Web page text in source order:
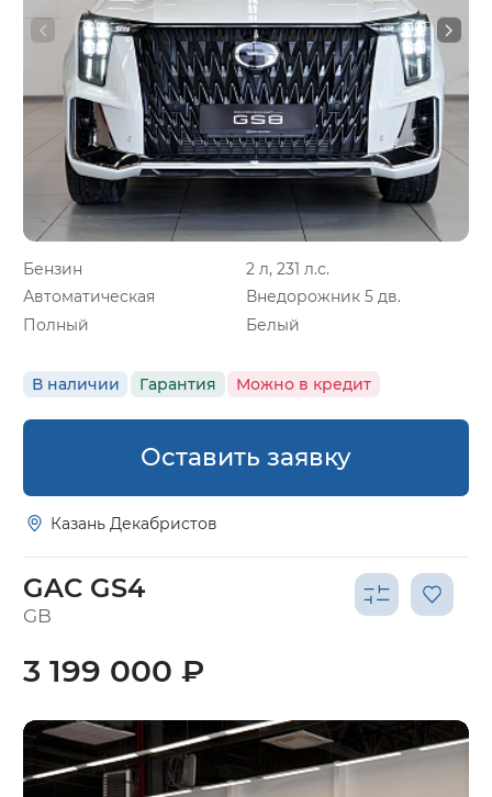
Бензин
2 л, 231 л.с.
Автоматическая
Внедорожник 5 дв.
Полный
Белый
В наличии Гарантия Можно в кредит
Оставить заявку
Казань Декабристов
GAC GS4
GB
3 199 000 ₽